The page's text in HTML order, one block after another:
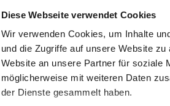
Diese Webseite verwendet Cookies
Wir verwenden Cookies, um Inhalte
und die Zugriffe auf unsere Website
Website an unsere Partner für soziale
möglicherweise mit weiteren Daten
der Dienste gesammelt haben.